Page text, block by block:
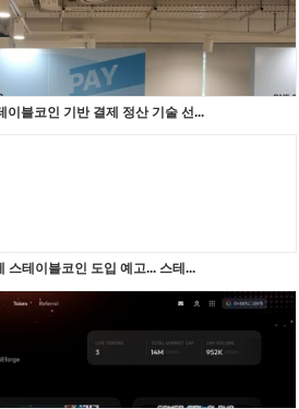
블코인 기반 결제 정산 기술 선...
스테이블코인 도입 예고... 스테...